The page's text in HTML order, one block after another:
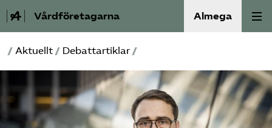
Vårdföretagarna Almega
Välfärdskriminalitet
Valmanifest
Medlemskap
/ Aktuellt / Debattartiklar /